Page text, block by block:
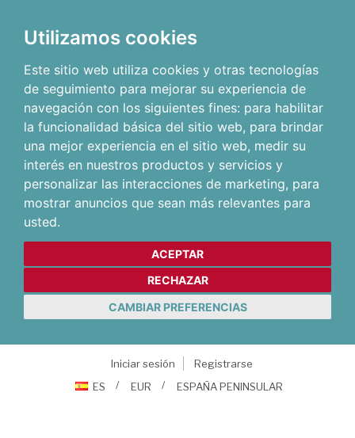
Utilizamos cookies
Este sitio web utiliza cookies y otras tecnologías
de seguimiento para mejorar su experiencia de
navegación con los siguientes fines: para habilitar
la funcionalidad básica del sitio web, para brindar
una mejor experiencia en el sitio web, medir su
interés en nuestros productos y servicios y
personalizar las interacciones de marketing, para
mostrar anuncios que sean más relevantes para
usted.
ACEPTAR
RECHAZAR
CAMBIAR PREFERENCIAS
Iniciar sesión
Registrarse
ES
EUR ESPAÑA PENINSULAR